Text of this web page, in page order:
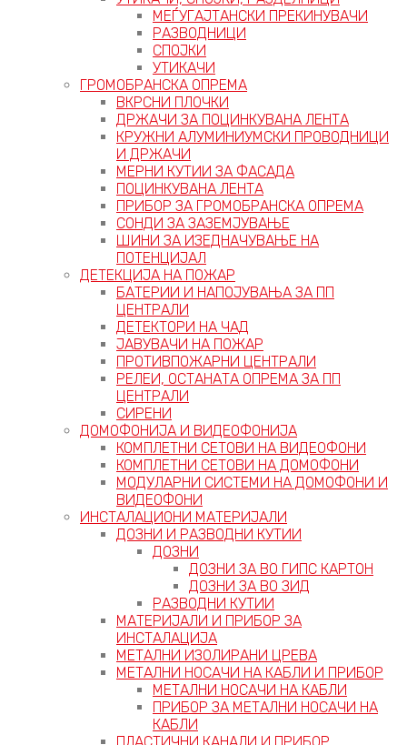
МЕЃУГАЈТАНСКИ ПРЕКИНУВАЧИ
РАЗВОДНИЦИ
СПОЈКИ
УТИКАЧИ
ГРОМОБРАНСКА ОПРЕМА
ВКРСНИ ПЛОЧКИ
ДРЖАЧИ ЗА ПОЦИНКУВАНА ЛЕНТА
КРУЖНИ АЛУМИНИУМСКИ ПРОВОДНИЦИ
И ДРЖАЧИ
МЕРНИ КУТИИ ЗА ФАСАДА
ПОЦИНКУВАНА ЛЕНТА
ПРИБОР ЗА ГРОМОБРАНСКА ОПРЕМА
СОНДИ ЗА ЗАЗЕМЈУВАЊЕ
ШИНИ ЗА ИЗЕДНАЧУВАЊЕ НА
ПОТЕНЦИЈАЛ
ДЕТЕКЦИЈА НА ПОЖАР
БАТЕРИИ И НАПОЈУВАЊА ЗА ПП
ЦЕНТРАЛИ
ДЕТЕКТОРИ НА ЧАД
ЈАВУВАЧИ НА ПОЖАР
ПРОТИВПОЖАРНИ ЦЕНТРАЛИ
РЕЛЕИ, ОСТАНАТА ОПРЕМА ЗА ПП
ЦЕНТРАЛИ
СИРЕНИ
ДОМОФОНИЈА И ВИДЕОФОНИЈА
КОМПЛЕТНИ СЕТОВИ НА ВИДЕОФОНИ
КОМПЛЕТНИ СЕТОВИ НА ДОМОФОНИ
МОДУЛАРНИ СИСТЕМИ НА ДОМОФОНИ И
ВИДЕОФОНИ
ИНСТАЛАЦИОНИ МАТЕРИЈАЛИ
ДОЗНИ И РАЗВОДНИ КУТИИ
ДОЗНИ
ДОЗНИ ЗА ВО ГИПС КАРТОН
ДОЗНИ ЗА ВО ЗИД
РАЗВОДНИ КУТИИ
МАТЕРИЈАЛИ И ПРИБОР ЗА
ИНСТАЛАЦИЈА
МЕТАЛНИ ИЗОЛИРАНИ ЦРЕВА
МЕТАЛНИ НОСАЧИ НА КАБЛИ И ПРИБОР
МЕТАЛНИ НОСАЧИ НА КАБЛИ
ПРИБОР ЗА МЕТАЛНИ НОСАЧИ НА
КАБЛИ